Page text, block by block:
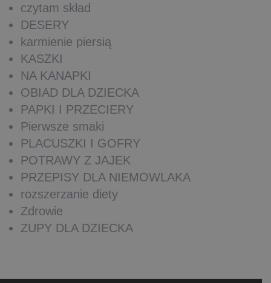
czytam skład
DESERY
karmienie piersią
KASZKI
NA KANAPKI
OBIAD DLA DZIECKA
PAPKI I PRZECIERY
Pierwsze smaki
PLACUSZKI I GOFRY
POTRAWY Z JAJEK
PRZEPISY DLA NIEMOWLAKA
rozszerzanie diety
Zdrowie
ZUPY DLA DZIECKA